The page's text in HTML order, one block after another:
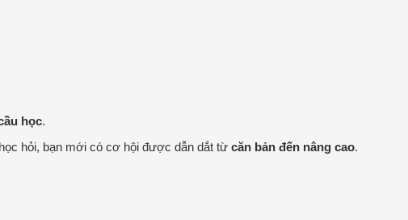
học.
hỏi, bạn mới có cơ hội được dẫn dắt từ căn bản đến nâng cao.